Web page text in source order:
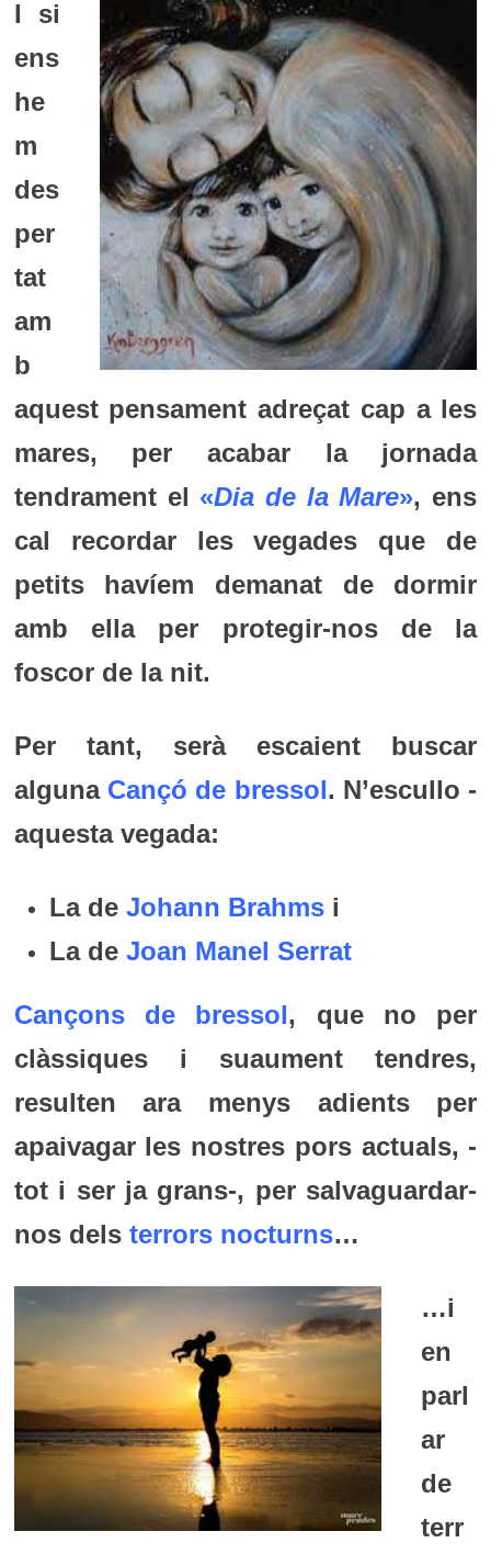
I si
ens
he
m
des
per
tat
am
b
aquest pensament adreçat cap a les
mares, per acabar la jornada
tendrament el «Dia de la Mare», ens
cal recordar les vegades que de
petits havíem demanat de dormir
amb ella per protegir-nos de la
foscor de la nit.
Per tant, serà escaient buscar
alguna Cançó de bressol. N’escullo -
aquesta vegada:
La de Johann Brahmsi
La de Joan Manel Serrat
Cançons de bressol, que no per
clàssiques i suaument tendres,
resulten ara menys adients per
apaivagar les nostres pors actuals, -
tot i ser ja grans-, per salvaguardar-
nos dels terrors nocturns…
…i
en
parl
ar
de
terr